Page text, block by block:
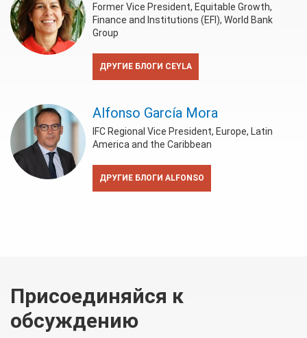
Former Vice President, Equitable Growth,
Finance and Institutions (EFI), World Bank
Group
ДРУГИЕ БЛОГИ CEYLA
Alfonso García Mora
IFC Regional Vice President, Europe, Latin
America and the Caribbean
ДРУГИЕ БЛОГИ ALFONSO
Присоединяйся к
обсуждению